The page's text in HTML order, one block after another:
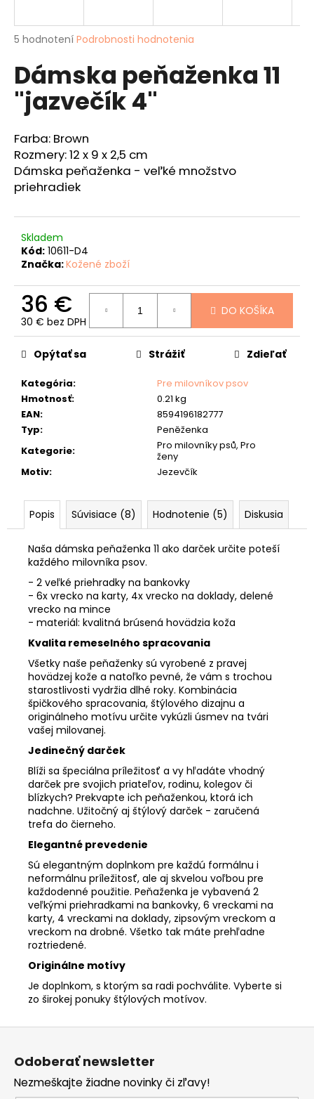
Priemerné
produktu
je
4,6
hviezdičiek.
5 hodnotení Podrobnosti hodnotenia
Dámska peňaženka 11
"jazvečík 4"
Farba: Brown
Rozmery: 12 x 9 x 2,5 cm
Dámska peňaženka - veľké množstvo
priehradiek
Skladem
Kód: 10611-D4
Značka:Kožené zboží
36 €
30 € bez DPH
Jednotková
cena:
DO KOŠÍKA
Kategória:
Pre milovníkov psov
Hmotnosť:
0.21 kg
EAN:
8594196182777
Typ:
Peněženka
Kategorie:
Pro milovníky psů, Pro
ženy
Motiv: Jezevčík
Opýtať sa Strážiť Zdieľať
Popis Súvisiace (8) Hodnotenie (5) Diskusia
Naša dámska peňaženka 11 ako darček určite poteší
každého milovníka psov.
- 2 veľké priehradky na bankovky
- 6x vrecko na karty, 4x vrecko na doklady, delené
vrecko na mince
- materiál: kvalitná brúsená hovädzia koža
Kvalita remeselného spracovania
Všetky naše peňaženky sú vyrobené z pravej
hovädzej kože a natoľko pevné, že vám s trochou
starostlivosti vydržia dlhé roky. Kombinácia
špičkového spracovania, štýlového dizajnu a
originálneho motívu určite vykúzli úsmev na tvári
vašej milovanej.
Jedinečný darček
Blíži sa špeciálna príležitosť a vy hľadáte vhodný
darček pre svojich priateľov, rodinu, kolegov či
blízkych? Prekvapte ich peňaženkou, ktorá ich
nadchne. Užitočný aj štýlový darček - zaručená
trefa do čierneho.
Elegantné prevedenie
Sú elegantným doplnkom pre každú formálnu i
neformálnu príležitosť, ale aj skvelou voľbou pre
každodenné použitie. Peňaženka je vybavená 2
veľkými priehradkami na bankovky, 6 vreckami na
karty, 4 vreckami na doklady, zipsovým vreckom a
vreckom na drobné. Všetko tak máte prehľadne
roztriedené.
Originálne motívy
Je doplnkom, s ktorým sa radi pochválite. Vyberte si
zo širokej ponuky štýlových motívov.
j
ť
?
HĽADAŤ
d
p
o
r
ú
č
a
m
e
RYBÁRSKA
PEŇAŽENKA
40
"KAPOR
BOILIES"
33
Z
Odoberať newsletter
Nezmeškajte žiadne novinky či zľavy!